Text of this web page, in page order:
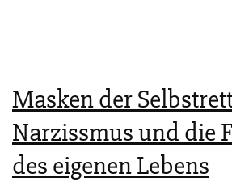
Masken der
Narzissmus und die
des eigenen Lebens